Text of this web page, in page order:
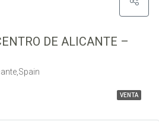
VENTA
DE ALICANTE –